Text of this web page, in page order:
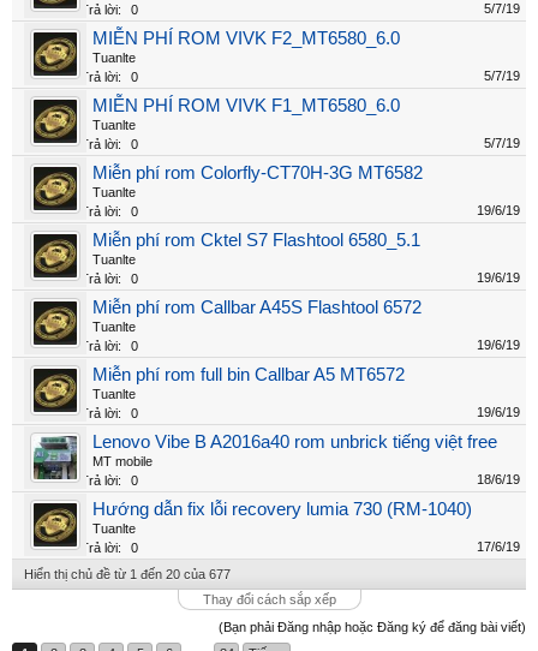
Trả lời:
0 5/7/19
MIỄN PHÍ ROM VIVK F2_MT6580_6.0
Tuanlte
Trả lời:
0 5/7/19
MIỄN PHÍ ROM VIVK F1_MT6580_6.0
Tuanlte
Trả lời:
0 5/7/19
Miễn phí rom Colorfly-CT70H-3G MT6582
Tuanlte
Trả lời:
0 19/6/19
Miễn phí rom Cktel S7 Flashtool 6580_5.1
Tuanlte
Trả lời:
0 19/6/19
Miễn phí rom Callbar A45S Flashtool 6572
Tuanlte
Trả lời:
0 19/6/19
Miễn phí rom full bin Callbar A5 MT6572
Tuanlte
Trả lời:
0 19/6/19
Lenovo Vibe B A2016a40 rom unbrick tiếng việt free
MT mobile
Trả lời:
0 18/6/19
Hướng dẫn fix lỗi recovery lumia 730 (RM-1040)
Tuanlte
Trả lời:
0
17/6/19
Hiển thị chủ đề từ 1 đến 20 của 677
Thay đổi cách sắp xếp
(Bạn phải Đăng nhập hoặc Đăng ký để đăng bài viết)